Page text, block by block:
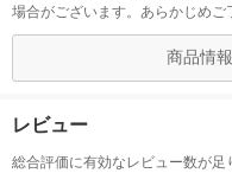
場合がございます。あらかじめご
商品情
レビュー
総合評価に有効なレビュー数が足